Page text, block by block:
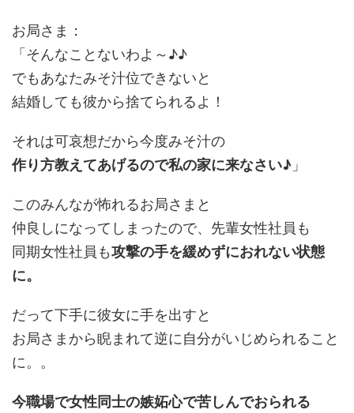
お局さま：
「そんなことないわよ～♪♪
でもあなたみそ汁位できないと
結婚しても彼から捨てられるよ！
それは可哀想だから今度みそ汁の
作り方教えてあげるので私の家に来なさい♪ 」
このみんなが怖れるお局さまと
仲良しになってしまったので、先輩女性社員も
同期女性社員も攻撃の手を緩めずにおれない状態
に。
だって下手に彼女に手を出すと
お局さまから睨まれて逆に自分がいじめられること
に。。
今職場で女性同士の嫉妬心で苦しんでおられる